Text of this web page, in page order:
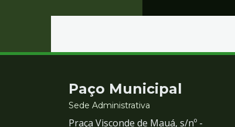
Contato
e
Paço Municipal
Sede Administrativa
Praça Visconde de Mauá, s/nº -